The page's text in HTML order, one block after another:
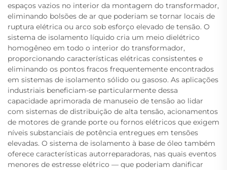
espaços vazios no interior da montagem do transformador,
eliminando bolsões de ar que poderiam se tornar locais de
ruptura elétrica ou arco sob esforço elevado de tensão. O
sistema de isolamento líquido cria um meio dielétrico
homogêneo em todo o interior do transformador,
proporcionando características elétricas consistentes e
eliminando os pontos fracos frequentemente encontrados
em sistemas de isolamento sólido ou gasoso. As aplicações
industriais beneficiam-se particularmente dessa
capacidade aprimorada de manuseio de tensão ao lidar
com sistemas de distribuição de alta tensão, acionamentos
de motores de grande porte ou fornos elétricos que exigem
níveis substanciais de potência entregues em tensões
elevadas. O sistema de isolamento à base de óleo também
oferece características autorreparadoras, nas quais eventos
menores de estresse elétrico — que poderiam danificar